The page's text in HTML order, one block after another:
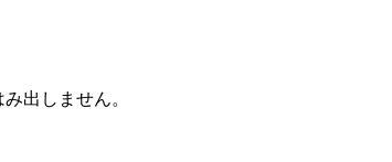
出しません。